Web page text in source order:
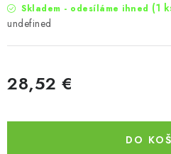
Skladem - odesíláme ihned (1
undefined
28,52 €
DO